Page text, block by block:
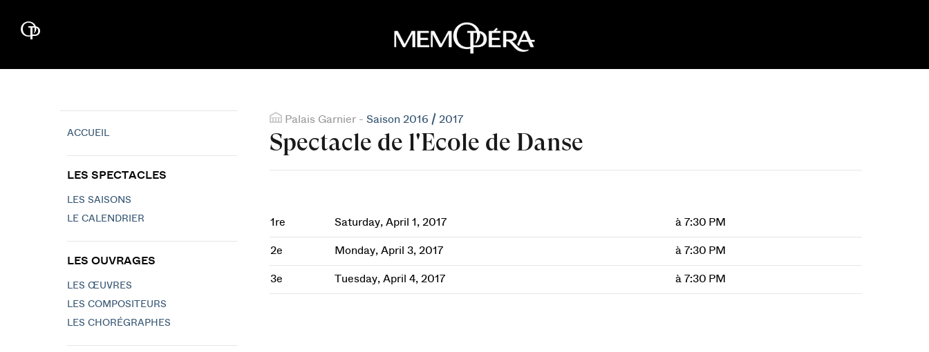
Palais Garnier - Saison 2016 / 2017
Spectacle de l'Ecole de Danse
1re Saturday, April 1, 2017 à 7:30 PM
2e Monday, April 3, 2017 à 7:30 PM
3e Tuesday, April 4, 2017 à 7:30 PM
ACCUEIL
LES SPECTACLES
LES SAISONS
LE CALENDRIER
LES OUVRAGES
LES ŒUVRES
LES COMPOSITEURS
LES CHORÉGRAPHES